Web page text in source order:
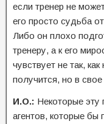
если тренер не
его просто судьба
Либо он плохо
тренеру, а к его
чувствует не так,
получится, но в
И.О.: Некоторые
агентов, которые бы